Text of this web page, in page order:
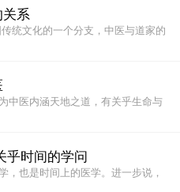
系
统文化的一个分支，中医与道家的
中医内涵天地之道，有关乎生命与
乎时间的学问
，也是时间上的医学。进一步说，